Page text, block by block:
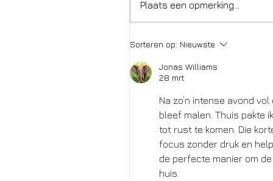
Plaats een opmerking...
Sorteren op: Nieuwste
Jonas Williams
28 mrt
Na zo’n intense avond
bleef malen. Thuis pakte
tot rust te komen. Die
focus zonder druk en
de perfecte manier om
huis.